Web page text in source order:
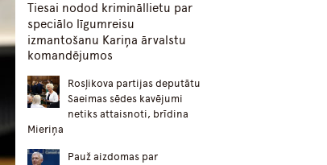
Tiesai nodod krimināllietu par
speciālo līgumreisu
izmantošanu Kariņa ārvalstu
komandējumos
Rosļikova partijas deputātu
Saeimas sēdes kavējumi
netiks attaisnoti, brīdina
Mieriņa
Pauž aizdomas par